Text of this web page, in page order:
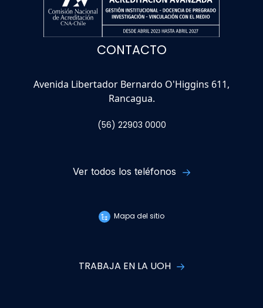
CONTACTO
Avenida Libertador Bernardo O'Higgins 611,
Rancagua.
(56) 22903 0000
Ver todos los teléfonos
Mapa del sitio
TRABAJA EN LA UOH